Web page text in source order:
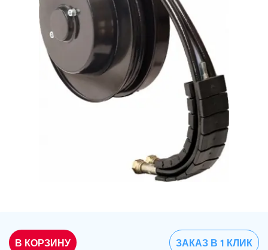
В КОРЗИНУ ЗАКАЗ В 1 КЛИК